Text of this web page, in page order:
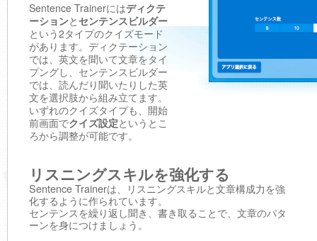
Sentence Trainerにはディクテ
ーションと センテンスビルダー
という2タイプのクイズモード
があります。ディクテーション
では、英文を聞いて文章をタイ
プングし、センテンスビルダー
では、読んだり聞いたりした英
文を選択肢から組み立てます。
いずれのクイズタイプも、開始
前画面でクイズ設定というとこ
ろから調整が可能です。
リスニングスキルを強化する
Sentence Trainerは、リスニングスキルと文章構成力を強
化するように作られています。
センテンスを繰り返し聞き、書き取ることで、文章のパタ
ーンを身につけましょう。